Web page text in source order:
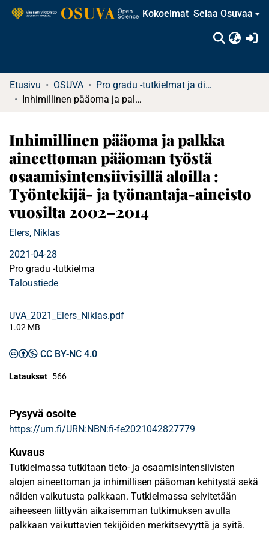
Kokoelmat Selaa Osuvaa
Etusivu OSUVA
Pro gradu -tutkielmat ja diplomityöt
Inhimillinen pääoma ja palkka aineettoman pääoman työstä osaamisintensiivisillä aloilla : Työntekijä- ja työnantaja-aineisto vuosilta 2002–2014
Inhimillinen pääoma ja palkka
aineettoman pääoman työstä
osaamisintensiivisillä aloilla :
Työntekijä- ja työnantaja-aineisto
vuosilta 2002–2014
Elers, Niklas
2021-04-28
Pro gradu -tutkielma
Taloustiede
UVA_2021_Elers_Niklas.pdf
1.02 MB
CC BY-NC 4.0
Lataukset 566
Pysyvä osoite
https://urn.fi/URN:NBN:fi-fe2021042827779
Kuvaus
Tutkielmassa tutkitaan tieto- ja osaamisintensiivisten
alojen aineettoman ja inhimillisen pääoman kehitystä sekä
näiden vaikutusta palkkaan. Tutkielmassa selvitetään
aiheeseen liittyvän aikaisemman tutkimuksen avulla
palkkaan vaikuttavien tekijöiden merkitsevyyttä ja syitä.